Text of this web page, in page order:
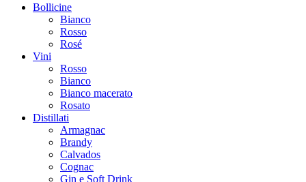
Bollicine
Bianco
Rosso
Rosé
Vini
Rosso
Bianco
Bianco macerato
Rosato
Distillati
Armagnac
Brandy
Calvados
Cognac
Gin e Soft Drink